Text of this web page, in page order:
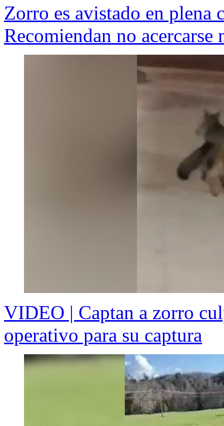
Zorro es avistado en plena
Recomiendan no
VIDEO | Captan a zorro
operativo para su captura